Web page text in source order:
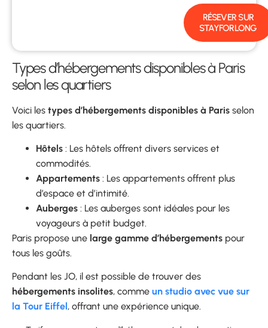
RÉSEVER SUR
STAYFORLONG
Types d’hébergements disponibles à Paris
selon les quartiers
Voici les types d’hébergements disponibles à Paris selon
les quartiers.
Hôtels : Les hôtels offrent divers services et
commodités.
Appartements : Les appartements offrent plus
d’espace et d’intimité.
Auberges : Les auberges sont idéales pour les
voyageurs à petit budget.
Paris propose une large gamme d’hébergements pour
tous les goûts.
Pendant les JO, il est possible de trouver des
hébergements insolites, comme un studio avec vue sur
la Tour Eiffel , offrant une expérience unique.